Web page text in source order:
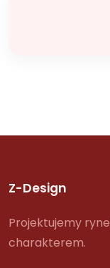
Z-Design
Projektujemy
charakterem.